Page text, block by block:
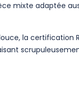
mixte adaptée
la certification